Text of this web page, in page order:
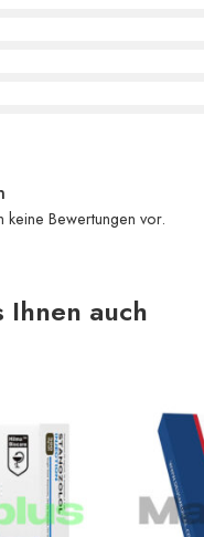
keine Bewertungen vor.
auch